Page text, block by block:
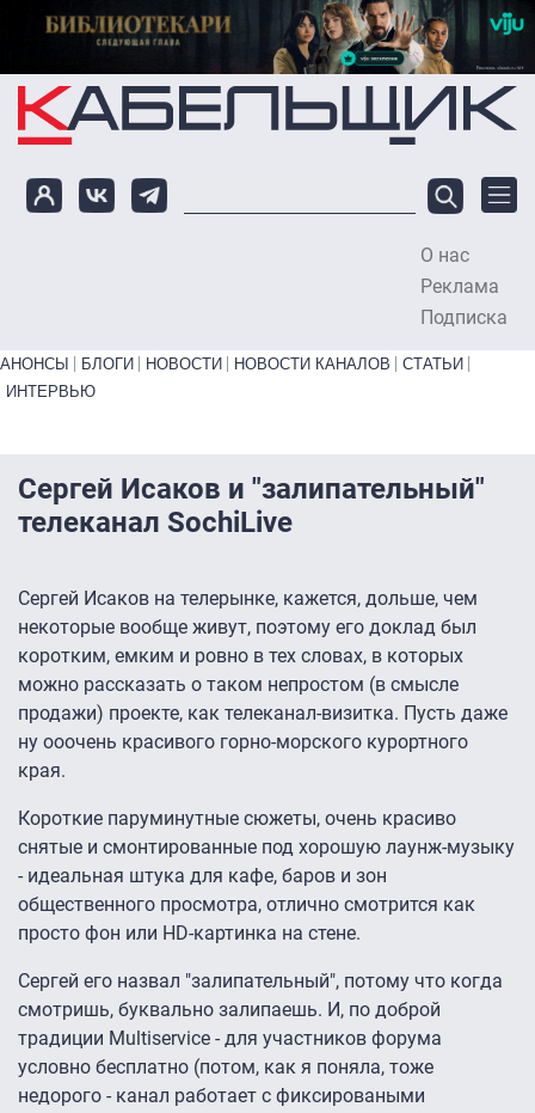
Перейти к основному содержанию
О нас
Реклама
Подписка
Primary links bottom
АНОНСЫ БЛОГИ НОВОСТИ НОВОСТИ КАНАЛОВ
СТАТЬИ
ИНТЕРВЬЮ
Сергей Исаков и "залипательный"
телеканал SochiLive
Сергей Исаков на телерынке, кажется, дольше, чем
некоторые вообще живут, поэтому его доклад был
коротким, емким и ровно в тех словах, в которых
можно рассказать о таком непростом (в смысле
продажи) проекте, как телеканал-визитка. Пусть даже
ну ооочень красивого горно-морского курортного
края.
Короткие паруминутные сюжеты, очень красиво
снятые и смонтированные под хорошую лаунж-музыку
- идеальная штука для кафе, баров и зон
общественного просмотра, отлично смотрится как
просто фон или HD-картинка на стене.
Сергей его назвал "залипательный", потому что когда
смотришь, буквально залипаешь. И, по доброй
традиции Multiservice - для участников форума
условно бесплатно (потом, как я поняла, тоже
недорого - канал работает с фиксироваными